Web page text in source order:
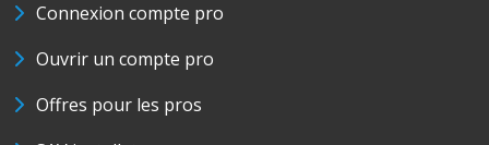
Connexion compte pro
Ouvrir un compte pro
Offres pour les pros